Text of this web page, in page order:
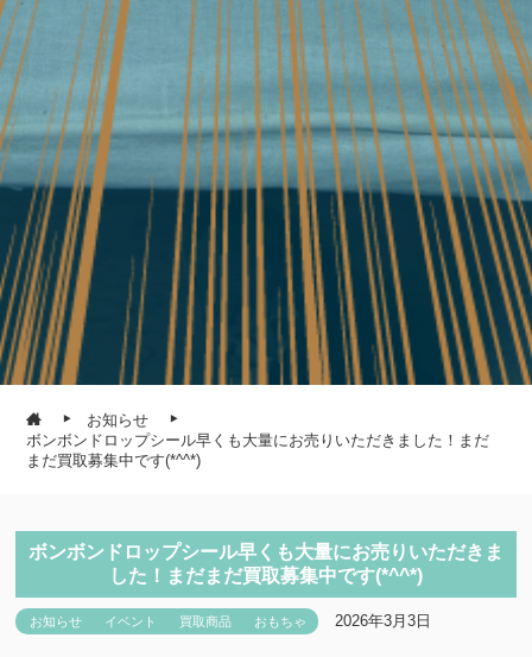
お知らせ
ボンボンドロップシール早くも大量にお売りいただきました！まだ
まだ買取募集中です(*^^*)
ボンボンドロップシール早くも大量にお売りいただきま
した！まだまだ買取募集中です(*^^*)
お知らせ イベント 買取商品 おもちゃ 2026年3月3日